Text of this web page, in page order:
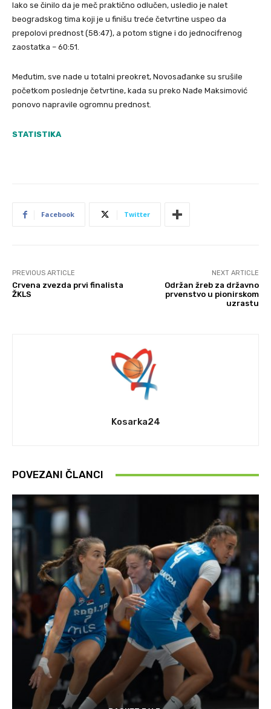
Iako se činilo da je meč praktično odlučen, usledio je nalet
beogradskog tima koji je u finišu treće četvrtine uspeo da
prepolovi prednost (58:47), a potom stigne i do jednocifrenog
zaostatka – 60:51.
Međutim, sve nade u totalni preokret, Novosađanke su srušile
početkom poslednje četvrtine, kada su preko Nađe Maksimović
ponovo napravile ogromnu prednost.
STATISTIKA
Facebook Twitter
PREVIOUS ARTICLE
Crvena zvezda prvi finalista
ŽKLS
NEXT ARTICLE
Održan žreb za državno
prvenstvo u pionirskom
uzrastu
Kosarka24
POVEZANI ČLANCI